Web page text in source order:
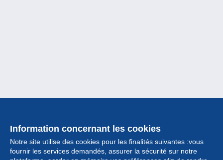
Information concernant les cookies
Notre site utilise des cookies pour les finalités suivantes :vous
fournir les services demandés, assurer la sécurité sur notre